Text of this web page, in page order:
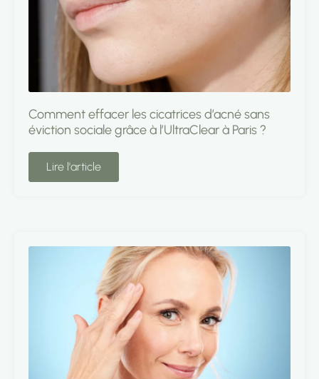
Comment effacer les cicatrices d’acné sans
éviction sociale grâce à l’UltraClear à Paris ?
Lire l'article